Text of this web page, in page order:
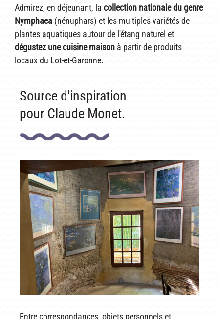
Admirez, en déjeunant, la collection nationale du genre
Nymphaea (nénuphars) et les multiples variétés de
plantes aquatiques autour de l'étang naturel et
dégustez une cuisine maison à partir de produits
locaux du Lot-et-Garonne.
Source d'inspiration
pour Claude Monet.
Entre correspondances, objets personnels et